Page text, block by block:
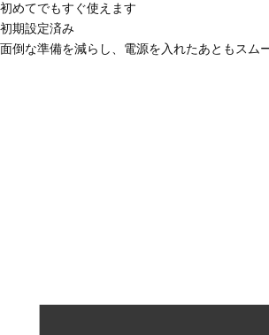
初めてでもすぐ使えます
初期設定済み
面倒な準備を減らし、電源を入れたあともスム